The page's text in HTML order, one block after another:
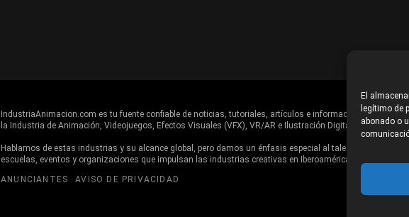
El
legítimo de
abonado o
Buscar
IndustriaAnimacion.com es tu fuente confiable de noticias, tutoriales, artículos e información en general
la Industria de Animación, Videojuegos, Efectos Visuales (VFX), VR/AR e Ilustración Digital.
Hablamos de estas industrias y su alcance global, pero damos un énfasis especial al talento, estudios,
escuelas, eventos y organizaciones que impulsan las industrias creativas en Iberoamérica.
ANUNCIANTES
AVISO DE PRIVACIDAD